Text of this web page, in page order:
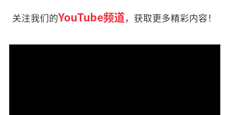
关注我们的YouTube频道，获取更多精彩内容！